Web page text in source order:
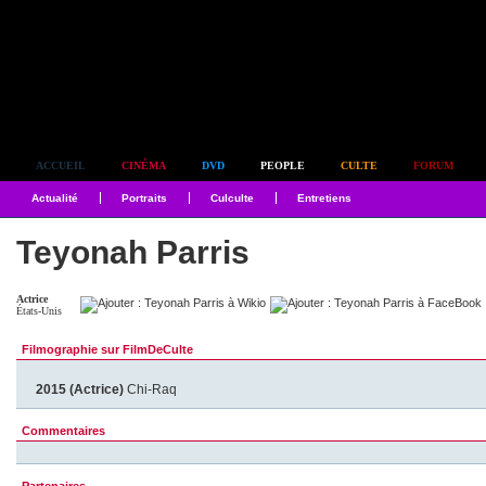
ACCUEIL CINÉMA DVD PEOPLE CULTE FORUM
Actualité Portraits Culculte Entretiens
Teyonah Parris
Actrice
États-Unis
Filmographie sur FilmDeCulte
2015 (Actrice) Chi-Raq
Commentaires